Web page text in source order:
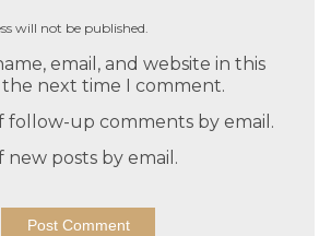
will not be published.
email, and website in this
next time I comment.
follow-up comments by email.
new posts by email.